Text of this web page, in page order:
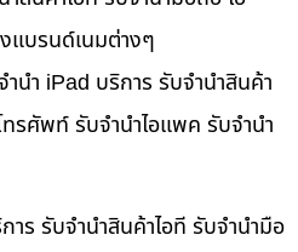
แบรนด์เนมต่างๆ
นำ iPad บริการ รับจำนำสินค้า
รศัพท์ รับจำนำไอแพค รับจำนำ
ร รับจำนำสินค้าไอที รับจำนำมือ